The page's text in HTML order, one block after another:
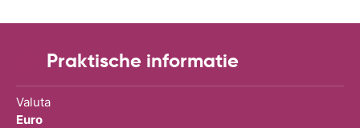
Praktische informatie
Valuta
Euro